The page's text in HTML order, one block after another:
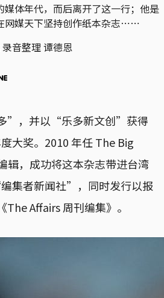
体年代，而后离开了这一行；他是
媒天下坚持创作纸本杂志⋯⋯
音整理 谭德恩
”，并以“乐多新文创”获得
大奖。2010 年任 The Big
辑，成功将这本杂志带进台湾
集者新闻社”，同时发行以报
Affairs 周刊编集》。